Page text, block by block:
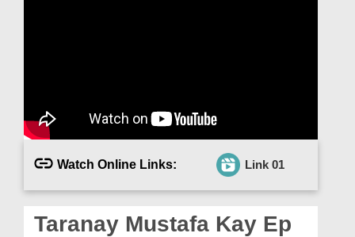
Magazine
Departments
Watch Online Links: Link 01
Taranay Mustafa Kay Ep